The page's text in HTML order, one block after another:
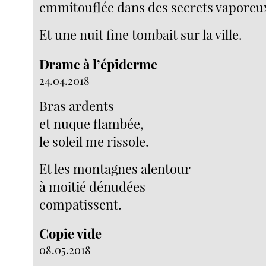
emmitouflée dans des secrets
Et une nuit fine tombait sur la ville.
Drame à l’épiderme
24.04.2018
Bras ardents
et nuque flambée,
le soleil me rissole.
Et les montagnes alentour
à moitié dénudées
compatissent.
Copie vide
08.05.2018